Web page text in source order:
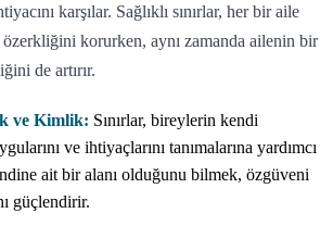
karşılar. Sağlıklı sınırlar, her bir aile
korurken, aynı zamanda ailenin bir
de artırır.
ve Kimlik: Sınırlar, bireylerin kendi
ve ihtiyaçlarını tanımalarına yardımcı
ait bir alanı olduğunu bilmek, özgüveni
güçlendirir.